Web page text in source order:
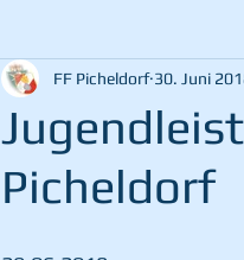
Picheldorf
FF Picheldorf 30. Juni